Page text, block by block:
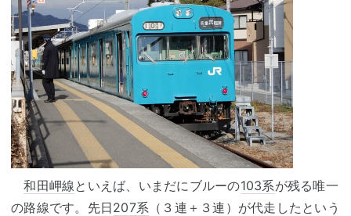
和田岬線といえば、いまだにブルーの103系が残る唯一
の路線です。先日207系 （３連＋３連）が代走したという